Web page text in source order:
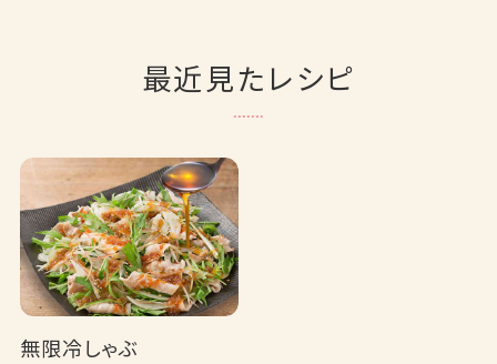
最近見たレシピ
無限冷しゃぶ